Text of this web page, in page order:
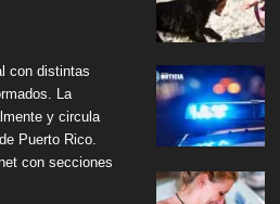
con distintas
La
y circula
Puerto Rico.
con secciones